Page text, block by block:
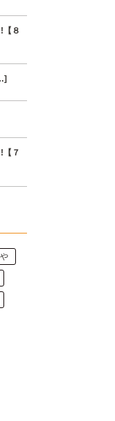
【８
【７